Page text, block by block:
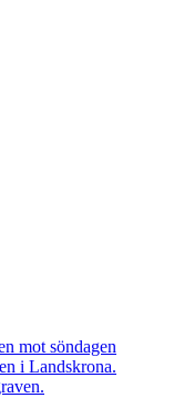
mot söndagen
i Landskrona.